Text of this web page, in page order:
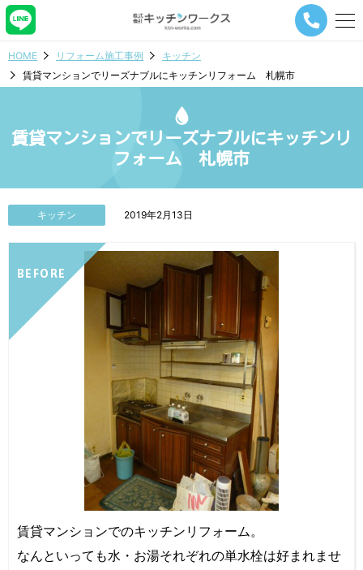
メ
ナ
ー
シ
ボ
HOME リフォーム施工事例
キッチン
賃貸マンションでリーズナブルにキッチンリフォーム 札幌市
賃貸マンションでリーズナブルにキッチンリ
フォーム 札幌市
キッチン 2019年2月13日
BEFORE
賃貸マンションでのキッチンリフォーム。
なんといっても水・お湯それぞれの単水栓は好まれませ